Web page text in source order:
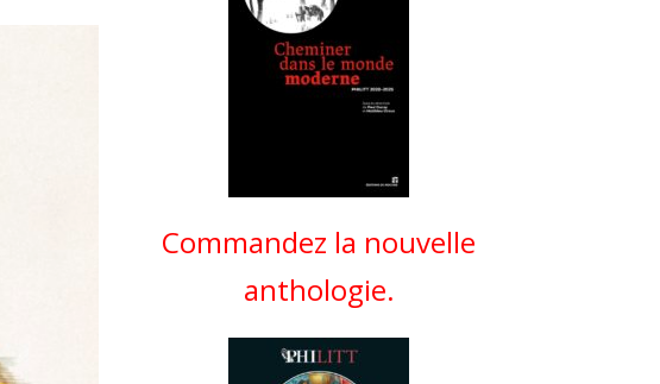
Commandez la nouvelle
anthologie.